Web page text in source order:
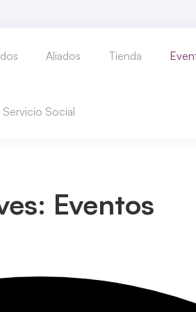
Aliados Tienda
Servicio Social
Eventos